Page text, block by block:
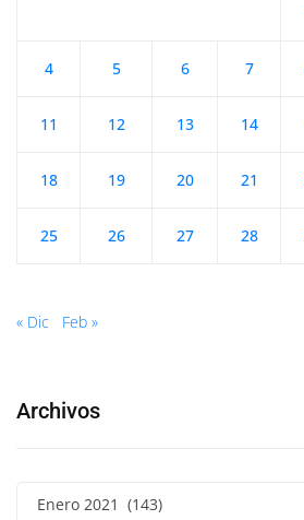
4 5 6 7
11 12 13 14
18 19 20 21
25 26 27 28
« Dic Feb »
Archivos
Enero 2021 (143)